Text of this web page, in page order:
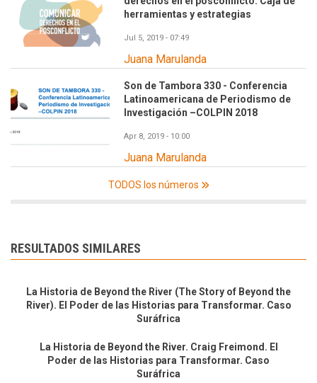
herramientas y estrategias
Jul 5, 2019 - 07:49
Juana Marulanda
Son de Tambora 330 - Conferencia
Latinoamericana de Periodismo de
Investigación –COLPIN 2018
Apr 8, 2019 - 10:00
Juana Marulanda
TODOS los números
RESULTADOS SIMILARES
La Historia de Beyond the River (The Story of Beyond the
River). El Poder de las Historias para Transformar. Caso
Suráfrica
La Historia de Beyond the River. Craig Freimond. El
Poder de las Historias para Transformar. Caso
Suráfrica